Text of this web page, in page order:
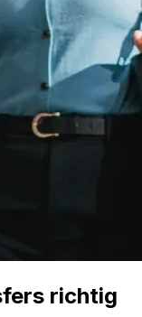
richtig